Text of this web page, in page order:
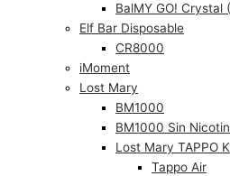
BalMY GO! Crystal
Elf Bar Disposable
CR8000
iMoment
Lost Mary
BM1000
BM1000 Sin
Lost Mary TAPPO
Tappo Air